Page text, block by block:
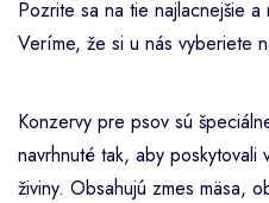
Pozrite sa na tie najlacnejšie a
Veríme, že si u nás vyberiete
Konzervy pre psov sú
navrhnuté tak, aby poskytovali
živiny. Obsahujú zmes mäsa,